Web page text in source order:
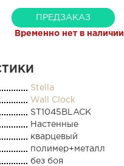
ПРЕДЗАКАЗ
Временно нет в наличии
Stella
Wall Clock
ST1045BLACK
Настенные
кварцевый
полимер+металл
без боя